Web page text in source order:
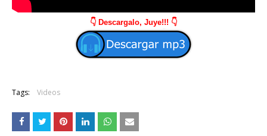
👇 Descargalo, Juye!!! 👇
Tags: Videos